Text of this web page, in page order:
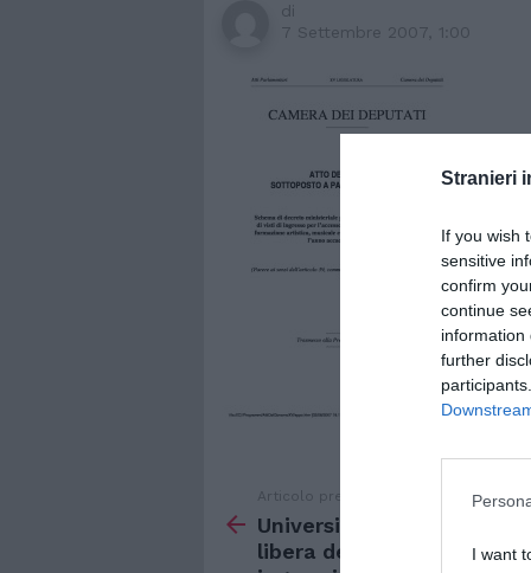
Stranieri
If you wish
sensitive
confirm
continue
information
further
I want
di
7 Settembre 2007, 1:00
di
Articolo precedente
Universitari extraue. Via
libera del governo a